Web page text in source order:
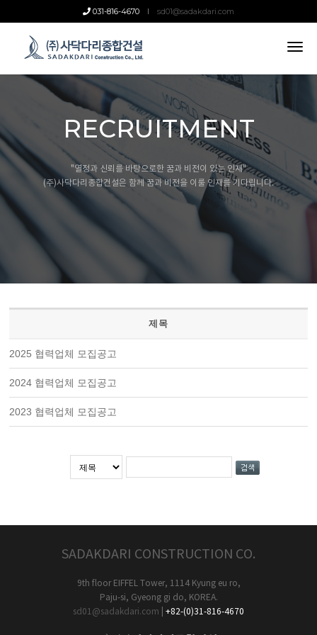
031-816-4670 sd01@sadakdari.com
RECRUITMENT
"열정과 신뢰를 바탕으로한 꿈과 비전이 있는 인재"
(주)사닥다리종합건설은 함께 꿈과 비전을 이룰 인재를 기다립니다.
제목
2025 협력업체 모집공고
2024 협력업체 모집공고
2023 협력업체 모집공고
SADAKDARI CONSTRUCTION CO.
9th floor EIFFEL Tower, 1114 Kyung eu ro,
Paju-si, Gyeong gi do, KOREA.
sd01@sadakdari.com
+82-(0)31-816-4670